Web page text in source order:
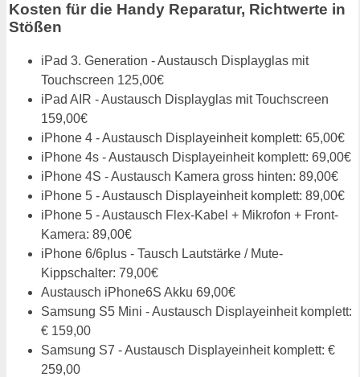
Kosten für die Handy Reparatur, Richtwerte in
Stößen
iPad 3. Generation - Austausch Displayglas mit
Touchscreen 125,00€
iPad AIR - Austausch Displayglas mit Touchscreen
159,00€
iPhone 4 - Austausch Displayeinheit komplett: 65,00€
iPhone 4s - Austausch Displayeinheit komplett: 69,00€
iPhone 4S - Austausch Kamera gross hinten: 89,00€
iPhone 5 - Austausch Displayeinheit komplett: 89,00€
iPhone 5 - Austausch Flex-Kabel + Mikrofon + Front-
Kamera: 89,00€
iPhone 6/6plus - Tausch Lautstärke / Mute-
Kippschalter: 79,00€
Austausch iPhone6S Akku 69,00€
Samsung S5 Mini - Austausch Displayeinheit komplett:
€ 159,00
Samsung S7 - Austausch Displayeinheit komplett: €
259,00